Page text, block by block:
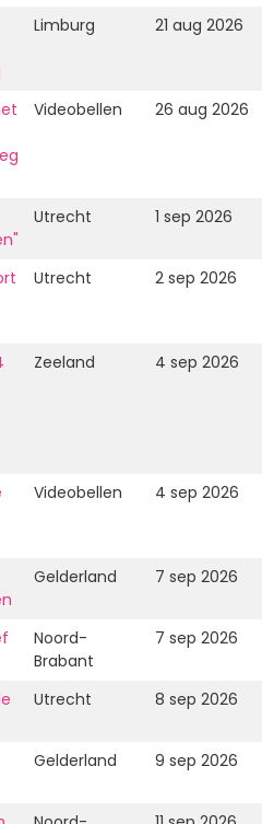
Limburg 21 aug 2026
Videobellen 26 aug 2026
Utrecht 1 sep 2026
Utrecht 2 sep 2026
Zeeland 4 sep 2026
Videobellen 4 sep 2026
Gelderland 7 sep 2026
Noord-
Brabant
7 sep 2026
Utrecht 8 sep 2026
Gelderland 9 sep 2026